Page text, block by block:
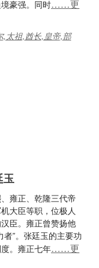
豪强。同时……更
,太祖,酋长,皇帝,部
玉
雍正、乾隆三代帝
大臣等职，位极人
臣。雍正曾赞扬他
”。张廷玉的主要功
。雍正七年……更